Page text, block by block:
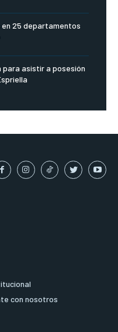
25 departamentos
para asistir a posesión
con nosotros